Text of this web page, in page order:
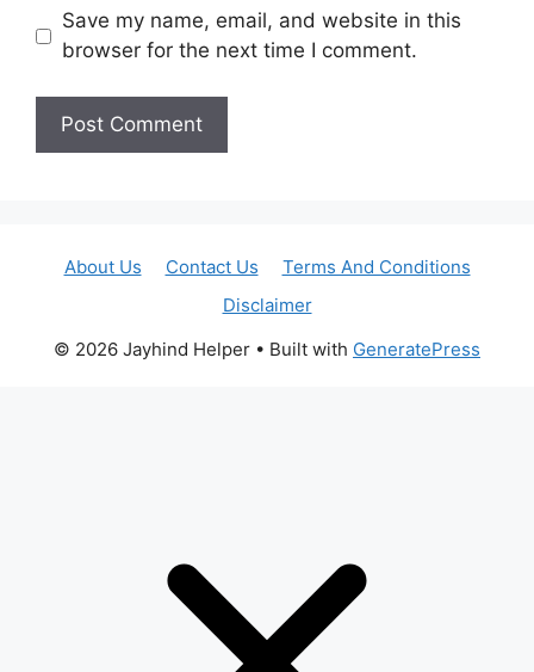
Save my name, email, and website in this
browser for the next time I comment.
About Us Contact Us
Terms And Conditions
Disclaimer
© 2026 Jayhind Helper • Built with GeneratePress